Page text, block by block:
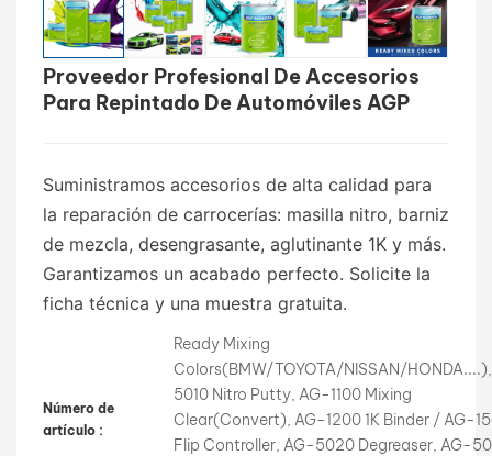
فارسی
中文
Proveedor Profesional De Accesorios
Para Repintado De Automóviles AGP
Suministramos accesorios de alta calidad para
la reparación de carrocerías: masilla nitro, barniz
de mezcla, desengrasante, aglutinante 1K y más.
Garantizamos un acabado perfecto. Solicite la
ficha técnica y una muestra gratuita.
Número de
artículo :
Ready Mixing
Colors(BMW/TOYOTA/NISSAN/
5010 Nitro Putty, AG-1100 Mixing
Clear(Convert), AG-1200 1K Binder / AG-
Flip Controller, AG-5020 Degreaser, AG-